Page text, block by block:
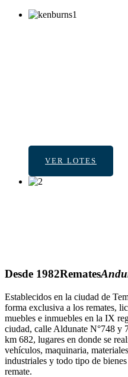
VER LOTES
Desde 1982Remates
Establecidos en la ciudad de
forma exclusiva a los remates,
muebles e inmuebles en la IX
ciudad, calle Aldunate N°748 y
km 682, lugares en donde se
vehículos, maquinaria,
industriales y todo tipo de
remate.